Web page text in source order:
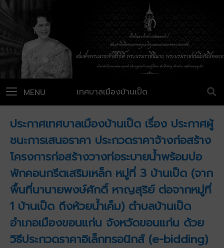
เทศบาลเมืองบ้านเป็ด
MENU
ประกาศเทศบาลเมืองบ้านเป็ด เรื่อง ประกาศผู้
ชนะการเสนอราคา ประกวดราคาจ้างก่อสร้าง
โครงการก่อสร้างวางท่อระบายน้ำพร้อมบ่อ
พักคอนกรีตเสริมเหล็ก หมู่ที่ 3 บ้านเป็ด (จาก
พื้นที่นานายพงษ์ศักดิ์ หาญสุริย์ ต่อจากหมู่ที่
1 บ้านเป็ด ถึงห้วยน้ำเค็ม) ตำบลบ้านเป็ด
อำเภอเมืองขอนแก่น จังหวัดขอนแก่น ด้วย
วิธีประกวดราคาอิเล็กทรอนิกส์ (e-bidding)